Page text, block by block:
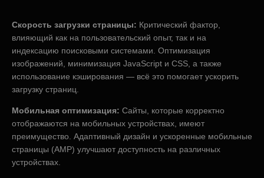
Скорость загрузки страницы: Критический фактор,
влияющий как на пользовательский опыт, так и на
индексацию поисковыми системами. Оптимизация
изображений, минимизация JavaScript и CSS, а также
использование кэширования — всё это помогает ускорить
загрузку страниц.
Мобильная оптимизация: Сайты, которые корректно
отображаются на мобильных устройствах, имеют
преимущество. Адаптивный дизайн и ускоренные мобильные
страницы (AMP) улучшают доступность на различных
устройствах.